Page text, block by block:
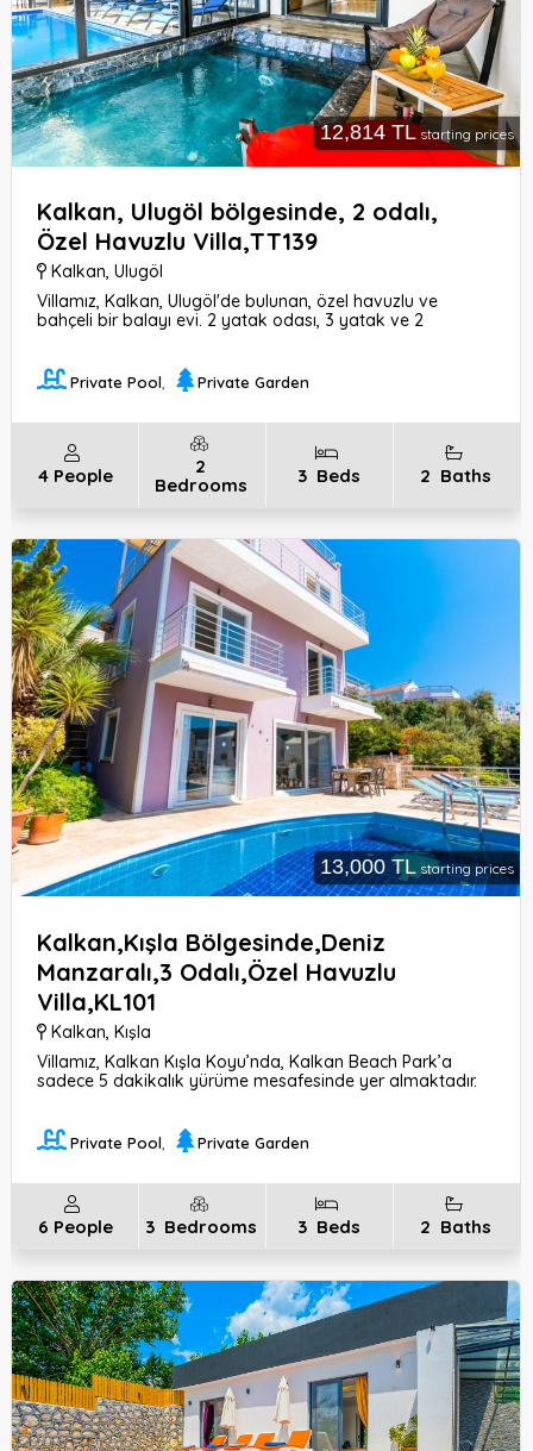
Kalkan, Ulugöl bölgesinde, 2 odalı,
Özel Havuzlu Villa,TT139
Kalkan,Ulugöl
Villamız, Kalkan, Ulugöl'de bulunan, özel havuzlu ve
bahçeli bir balayı evi. 2 yatak odası, 3 yatak ve 2
Private Pool Private Garden
12,814 TL starting prices
4 People
2
Bedrooms
3 Beds 2 Baths
Kalkan,Kışla Bölgesinde,Deniz
Manzaralı,3 Odalı,Özel Havuzlu
Villa,KL101
Kalkan,Kışla
Villamız, Kalkan Kışla Koyu’nda, Kalkan Beach Park’a
sadece 5 dakikalık yürüme mesafesinde yer almaktadır.
manzarası sunmaktadır. Kış ve bahar aylarında yüzmenin
keyfini çıkarmak isteyen misafirler için
Private Pool Private Garden
13,000 TL starting prices
6 People 3 Bedrooms 3 Beds 2 Baths